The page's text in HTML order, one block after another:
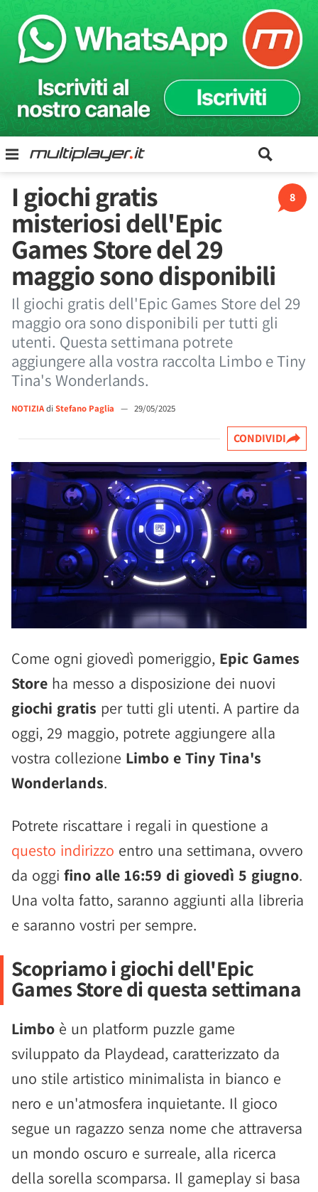
8
I giochi gratis
misteriosi dell'Epic
Games Store del 29
maggio sono disponibili
Il giochi gratis dell'Epic Games Store del 29
maggio ora sono disponibili per tutti gli
utenti. Questa settimana potrete
aggiungere alla vostra raccolta Limbo e Tiny
Tina's Wonderlands.
NOTIZIAdi Stefano Paglia — 29/05/2025
CONDIVIDI
Come ogni giovedì pomeriggio, Epic Games
Store ha messo a disposizione dei nuovi
giochi gratis per tutti gli utenti. A partire da
oggi, 29 maggio, potrete aggiungere alla
vostra collezione Limbo e Tiny Tina's
Wonderlands.
Potrete riscattare i regali in questione a
questo indirizzo entro una settimana, ovvero
da oggi fino alle 16:59 di giovedì 5 giugno.
Una volta fatto, saranno aggiunti alla libreria
e saranno vostri per sempre.
Scopriamo i giochi dell'Epic
Games Store di questa settimana
Limbo è un platform puzzle game
sviluppato da Playdead, caratterizzato da
uno stile artistico minimalista in bianco e
nero e un'atmosfera inquietante. Il gioco
segue un ragazzo senza nome che attraversa
un mondo oscuro e surreale, alla ricerca
della sorella scomparsa. Il gameplay si basa